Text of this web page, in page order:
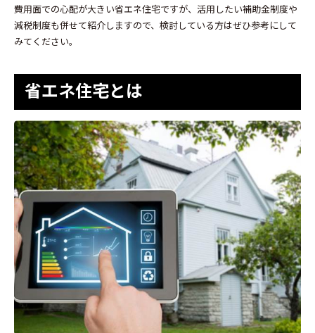
費用面での心配が大きい省エネ住宅ですが、活用したい補助金制度や
減税制度も併せて紹介しますので、検討している方はぜひ参考にして
みてください。
省エネ住宅とは